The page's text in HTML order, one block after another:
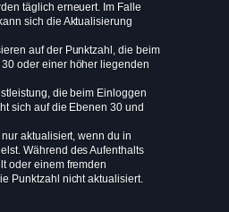
täglich erneuert. Im Falle
sich die Aktualisierung
auf der Punktzahl, die beim
oder einer höher liegenden
die beim Einloggen
sich auf die Ebenen 30 und
aktualisiert, wenn du in
Während des Aufenthalts
oder einem fremden
Punktzahl nicht aktualisiert.